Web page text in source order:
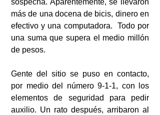
sospecha. Aparentemente, se llevaron
más de una docena de bicis, dinero en
efectivo y una computadora.  Todo por
una suma que supera el medio millón
de pesos.
Gente del sitio se puso en contacto,
por medio del número 9-1-1, con los
elementos de seguridad para pedir
auxilio. Un rato después, arribaron al